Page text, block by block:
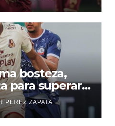
bosteza,
para superar a
2 A 1
PEREZ ZAPATA